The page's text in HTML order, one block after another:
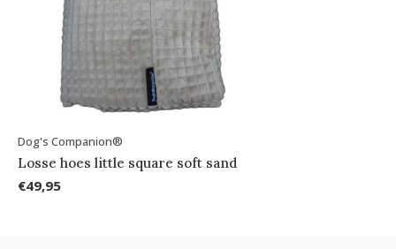
Dog's Companion®
Losse hoes little square soft sand
€49,95